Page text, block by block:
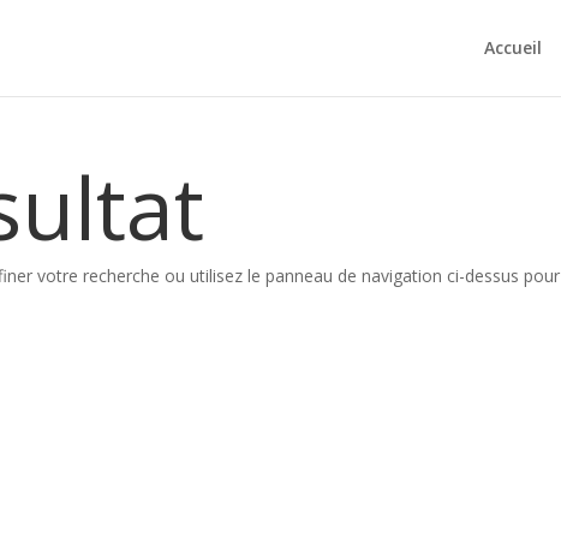
Accueil
votre recherche ou utilisez le panneau de navigation ci-dessus pour